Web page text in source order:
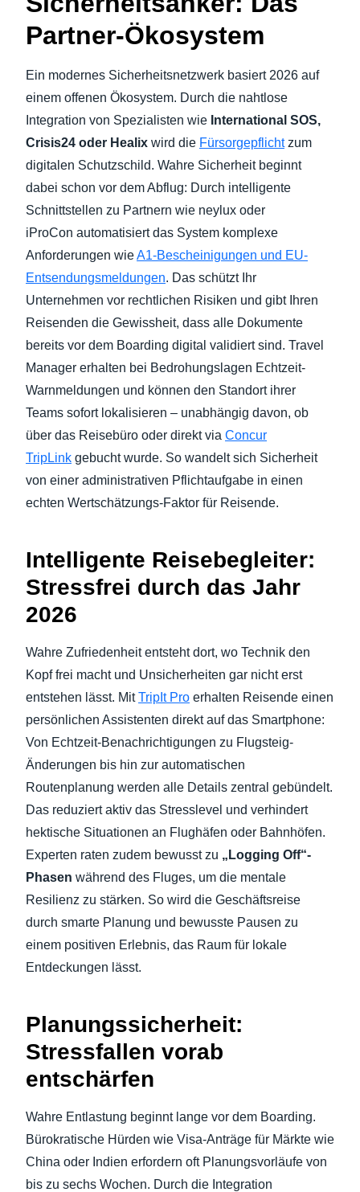
Partner-Ökosystem
Ein modernes Sicherheitsnetzwerk basiert 2026 auf
einem offenen Ökosystem. Durch die nahtlose
Integration von Spezialisten wie International SOS,
Crisis24 oder Healix wird die Fürsorgepflichtzum
digitalen Schutzschild. Wahre Sicherheit beginnt
dabei schon vor dem Abflug: Durch intelligente
Schnittstellen zu Partnern wie neylux oder
iProCon automatisiert das System komplexe
Anforderungen wieA1-Bescheinigungen und EU-
Entsendungsmeldungen. Das schützt Ihr
Unternehmen vor rechtlichen Risiken und gibt Ihren
Reisenden die Gewissheit, dass alle Dokumente
bereits vor dem Boarding digital validiert sind. Travel
Manager erhalten bei Bedrohungslagen Echtzeit-
Warnmeldungen und können den Standort ihrer
Teams sofort lokalisieren – unabhängig davon, ob
über das Reisebüro oder direkt via Concur
TripLink gebucht wurde. So wandelt sich Sicherheit
von einer administrativen Pflichtaufgabe in einen
echten Wertschätzungs-Faktor für Reisende.
Intelligente Reisebegleiter:
Stressfrei durch das Jahr
2026
Wahre Zufriedenheit entsteht dort, wo Technik den
Kopf frei macht und Unsicherheiten gar nicht erst
entstehen lässt. MitTripIt Pro erhalten Reisende einen
persönlichen Assistenten direkt auf das Smartphone:
Von Echtzeit-Benachrichtigungen zu Flugsteig-
Änderungen bis hin zur automatischen
Routenplanung werden alle Details zentral gebündelt.
Das reduziert aktiv das Stresslevel und verhindert
hektische Situationen an Flughäfen oder Bahnhöfen.
Experten raten zudem bewusst zu „Logging Off“-
Phasen während des Fluges, um die mentale
Resilienz zu stärken. So wird die Geschäftsreise
durch smarte Planung und bewusste Pausen zu
einem positiven Erlebnis, das Raum für lokale
Entdeckungen lässt.
Planungssicherheit:
Stressfallen vorab
entschärfen
Wahre Entlastung beginnt lange vor dem Boarding.
Bürokratische Hürden wie Visa-Anträge für Märkte wie
China oder Indien erfordern oft Planungsvorläufe von
bis zu sechs Wochen. Durch die Integration